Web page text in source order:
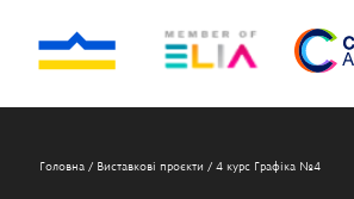
Головна / Виставкові проєкти / 4 курс Графіка №4